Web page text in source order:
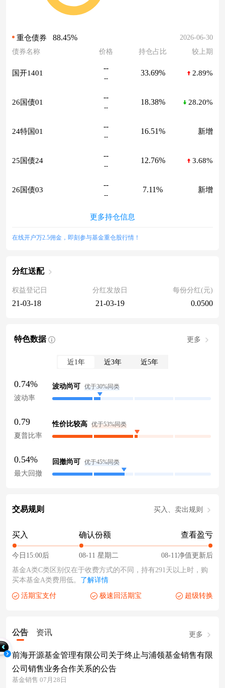
重仓债券 88.45%
2026-06-30
债券名称
价格 持仓占比 较上期
国开1401
--
--
33.69% 2.89%
26国债01
--
--
18.38% 28.20%
24特国01
--
--
16.51% 新增
25国债24
--
--
12.76% 3.68%
26国债03
--
--
7.11% 新增
更多持仓信息
在线开户万2.5佣金，即刻参与基金重仓股行情！
分红送配
权益登记日
21-03-18
分红发放日
21-03-19
每份分红(元)
0.0500
特色数据 更多
近1年 近3年 近5年
0.74%
波动率
波动尚可 优于30%同类
0.79
夏普比率
性价比较高 优于53%同类
0.54%
最大回撤
回撤尚可 优于45%同类
交易规则 买入、卖出规则
买入
今日15:00后
确认份额
08-11 星期二
查看盈亏
08-11净值更新后
基金A类C类区别仅在于收费方式的不同，持有291天以上时，购
买本基金A类费用低。 了解详情
活期宝支付 极速回活期宝 超级转换
公告 资讯 更多
前海开源基金管理有限公司关于终止与浦领基金销售有限
公司销售业务合作关系的公告
基金销售 07月28日